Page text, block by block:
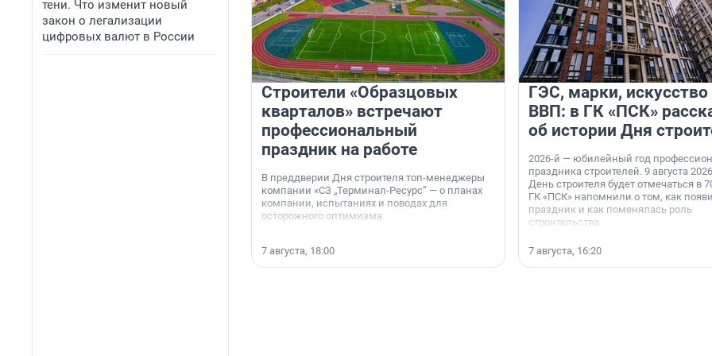
тени. Что изменит новый
закон о легализации
цифровых валют в России
Строители «Образцовых
кварталов» встречают
профессиональный
праздник на работе
В преддверии Дня строителя топ-менеджеры
компании «СЗ „Терминал-Ресурс“ — о планах
компании, испытаниях и поводах для
осторожного оптимизма.
7 августа, 18:00
ГЭС, марки, искусство
ВВП: в ГК «ПСК»
об истории Дня
2026-й — юбилейный год
праздника строителей. 9 августа
День строителя будет отмечаться в
ГК «ПСК» напомнили о том, как
праздник и как поменялась роль
строительства.
7 августа, 16:20